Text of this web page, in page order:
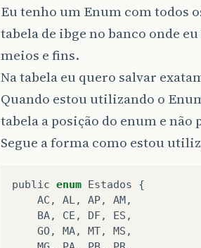
Eu tenho um Enum com todos
tabela de ibge no banco onde
meios e fins.
Na tabela eu quero salvar
Quando estou utilizando o
tabela a posição do enum e
Segue a forma como estou
public enum Estados
{
AC , AL , AP, AM,
BA, CE , DF, ES ,
GO, MA, MT, MS ,